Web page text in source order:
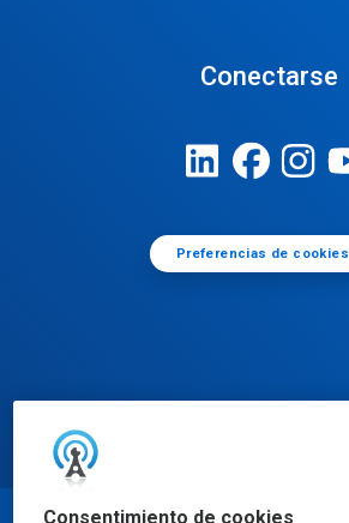
Consentimiento de cookies
Conectarse
Preferencias de cookies